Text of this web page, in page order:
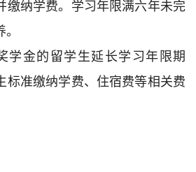
缴纳学费。学习年限满六年未完
学金的留学生延长学习年限期
标准缴纳学费、住宿费等相关费